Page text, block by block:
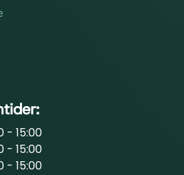
- 15:00
- 15:00
- 15:00